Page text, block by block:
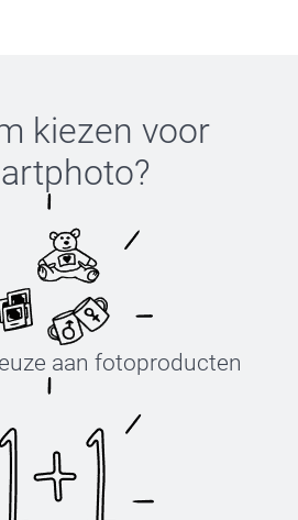
kiezen voor
?
aan fotoproducten